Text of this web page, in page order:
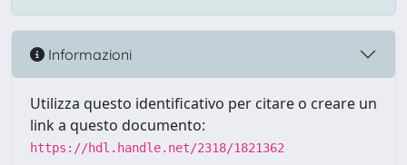
Informazioni
Utilizza questo identificativo per citare o creare un
link a questo documento:
https://hdl.handle.net/2318/1821362